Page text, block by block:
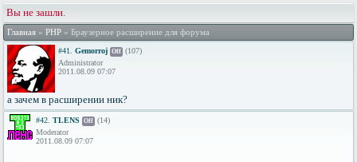
Вы не зашли.
Главная » PHP » Браузерное расширение для форума
#41. Gemorroj Off (107)
Administrator
2011.08.09 07:07
а зачем в расширении ник?
#42. TLENS Off (14)
Moderator
2011.08.09 07:07